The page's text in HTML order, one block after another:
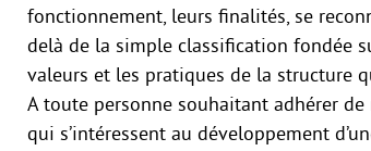
fonctionnement, leurs finalités, se
delà de la simple classification fondée
valeurs et les pratiques de la structure
A toute personne souhaitant adhérer de
qui s’intéressent au développement